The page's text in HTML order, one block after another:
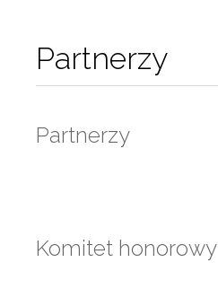
Partnerzy
Partnerzy
Komitet honorowy